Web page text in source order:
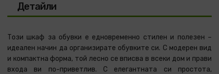
Детайли
Този шкаф за обувки е едновременно стилен и полезен –
идеален начин да организирате обувките си. С модерен вид
и компактна форма, той лесно се вписва в всеки дом и прави
входа ви по-приветлив. С елегантната си простота,